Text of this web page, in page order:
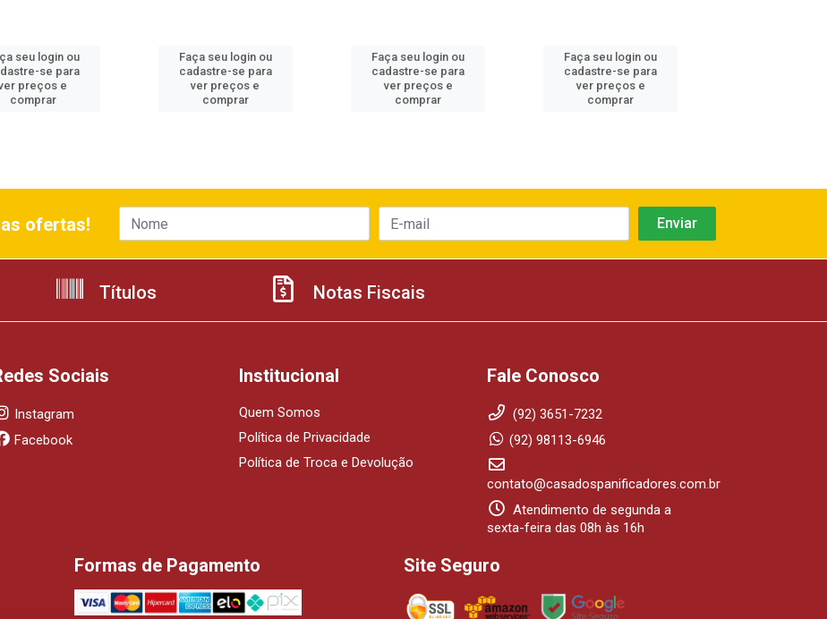
seu login ou
se para
preços e
comprar
Faça seu login ou
cadastre-se para
ver preços e
comprar
Faça seu login ou
cadastre-se para
ver preços e
comprar
Faça seu login ou
cadastre-se para
ver preços e
comprar
ofertas!
Títulos Notas Fiscais
Sociais
Instagram
Facebook
Institucional
Quem Somos
Política de Privacidade
Política de Troca e Devolução
Fale Conosco
(92) 3651-7232
(92) 98113-6946
contato@casadospanificadores.com.br
Atendimento de segunda a
sexta-feira das 08h às 16h
Formas de Pagamento Site Seguro